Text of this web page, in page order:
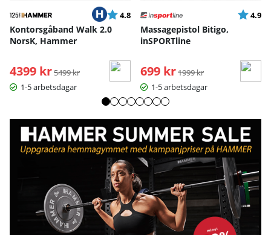
Betyg:
4.8 utav 5 stjärnor
Kontorsgåband Walk 2.0
NorsK, Hammer
4399 kr Ordinarie pris:
5499 kr
1-5 arbetsdagar
Betyg:
4.9
Massagepistol Bitigo,
inSPORTline
699 kr Ordinarie pris:
1999 kr
1-5 arbetsdagar